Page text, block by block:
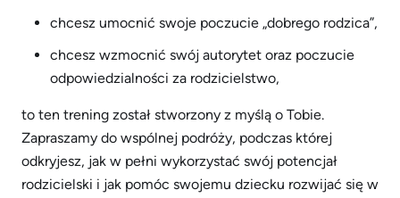
chcesz umocnić swoje poczucie „dobrego rodzica”,
chcesz wzmocnić swój autorytet oraz poczucie
odpowiedzialności za rodzicielstwo,
to ten trening został stworzony z myślą o Tobie.
Zapraszamy do wspólnej podróży, podczas której
odkryjesz, jak w pełni wykorzystać swój potencjał
rodzicielski i jak pomóc swojemu dziecku rozwijać się w